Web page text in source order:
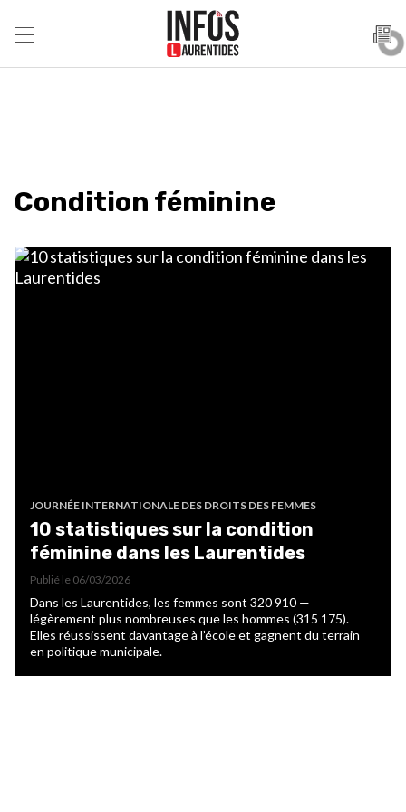
Condition féminine
JOURNÉE INTERNATIONALE DES DROITS DES FEMMES
10 statistiques sur la condition
féminine dans les Laurentides
Publié le 06/03/2026
Dans les Laurentides, les femmes sont 320 910 —
légèrement plus nombreuses que les hommes (315 175).
Elles réussissent davantage à l’école et gagnent du terrain
en politique municipale.